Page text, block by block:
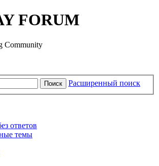
FORUM
Community
Поиск Расширенный поиск
ответов
темы